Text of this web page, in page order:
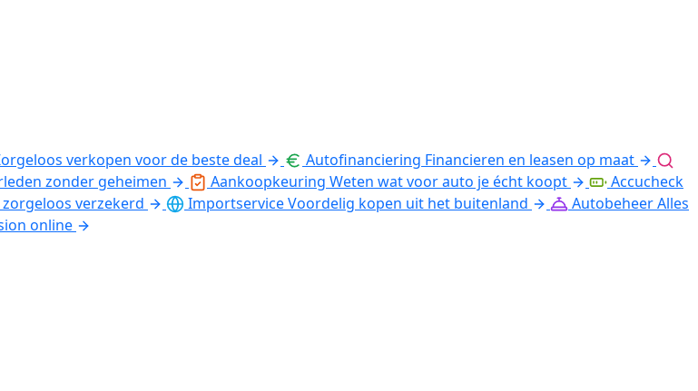
verkopen voor de beste deal Autofinanciering Financieren en leasen op maat
zonder geheimen Aankoopkeuring Weten wat voor auto je écht koopt
Accucheck
verzekerd ImportserviceVoordelig kopen uit het buitenland AutobeheerAlles
online